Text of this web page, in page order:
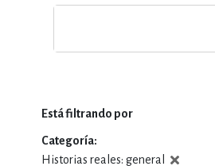
Está filtrando por
Categoría
Historias reales: general